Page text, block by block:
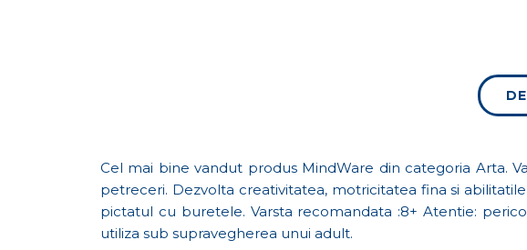
Cel mai bine vandut produs MindWare din categoria Arta.
petreceri. Dezvolta creativitatea, motricitatea fina si
pictatul cu buretele. Varsta recomandata :8+ Atentie:
utiliza sub supravegherea unui adult.